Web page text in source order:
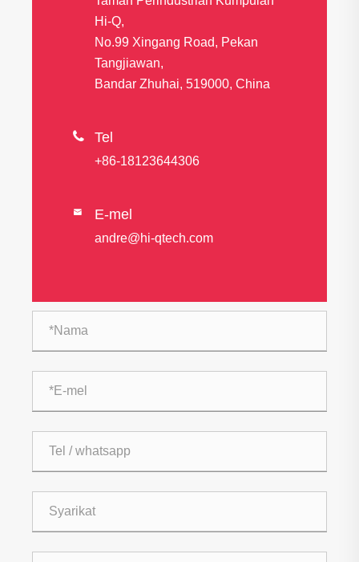
Hi-Q,
No.99 Xingang Road, Pekan
Tangjiawan,
Bandar Zhuhai, 519000, China
 Tel
+86-18123644306
 E-mel
andre@hi-qtech.com